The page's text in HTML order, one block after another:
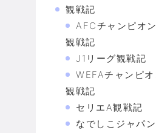
観戦記
AFCチャンピオ
観戦記
J1リーグ観戦記
WEFAチャンピ
観戦記
セリエA観戦記
なでしこジャパ